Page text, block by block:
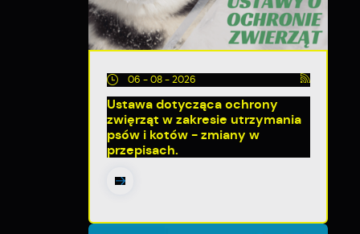
06 - 08 - 2026
Ustawa dotycząca ochrony
zwięrząt w zakresie utrzymania
psów i kotów - zmiany w
przepisach.